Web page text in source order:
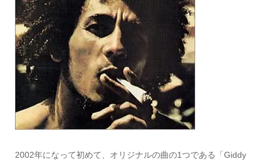
2002年になって初めて、オリジナルの曲の1つである「Giddy